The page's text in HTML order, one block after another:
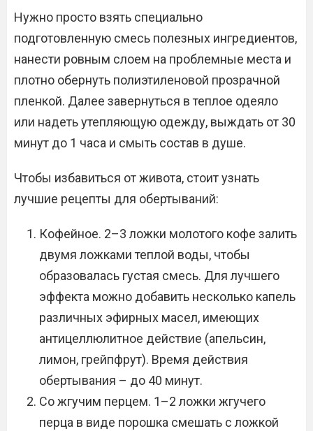
Нужно просто взять специально
подготовленную смесь полезных ингредиентов,
нанести ровным слоем на проблемные места и
плотно обернуть полиэтиленовой прозрачной
пленкой. Далее завернуться в теплое одеяло
или надеть утепляющую одежду, выждать от 30
минут до 1 часа и смыть состав в душе.
Чтобы избавиться от живота, стоит узнать
лучшие рецепты для обертываний:
Кофейное. 2–3 ложки молотого кофе залить
двумя ложками теплой воды, чтобы
образовалась густая смесь. Для лучшего
эффекта можно добавить несколько капель
различных эфирных масел, имеющих
антицеллюлитное действие (апельсин,
лимон, грейпфрут). Время действия
обертывания – до 40 минут.
Со жгучим перцем. 1–2 ложки жгучего
перца в виде порошка смешать с ложкой